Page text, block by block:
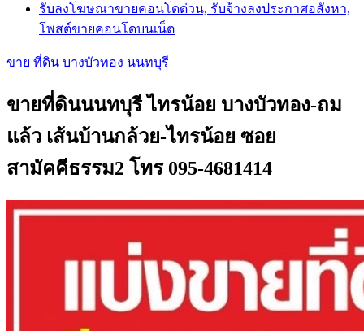
รับลงโฆษณาขายคอนโดด่วน, รับจ้างลงประกาศอสังหา,
โพสต์ขายคอนโดบนเน็ต
ขาย ที่ดิน บางบัวทอง นนทบุรี
ขายที่ดินนนทบุรี ไทรน้อย บางบัวทอง-ถม
แล้ว เส้นบ้านกล้วย-ไทรน้อย ซอย
สามัคคีธรรม2 โทร 095-4681414